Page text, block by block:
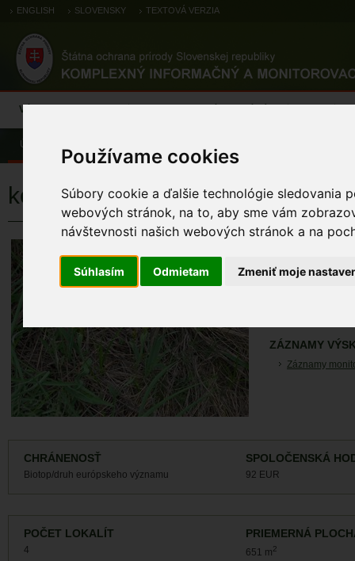
Používame cookies
Súbory cookie a ďalšie technológie sledovania
webových stránok, na to, aby sme vám
návštevnosti našich webových stránok a na
Súhlasím Odmietam Zmeniť moje
ENGLISH SLOVENSKY TEXTOVÁ VERZIA
Výsledky monitoringu
Úvod
kosatec piesočný
Iris humilis subsp.
ZÁZNAMY
Záznamy
CHRÁNENOSŤ
Biotop/druh európskeho významu
SPOLOČENSKÁ
92 EUR
POČET LOKALÍT
4
PRIEMERNÁ
651 m2